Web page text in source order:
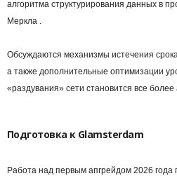
алгоритма структурирования данных в
Меркла .
Обсуждаются механизмы истечения
а также дополнительные оптимизации
«раздувания» сети становится все
Подготовка к Glamsterdam
Работа над первым апгрейдом 2026 года